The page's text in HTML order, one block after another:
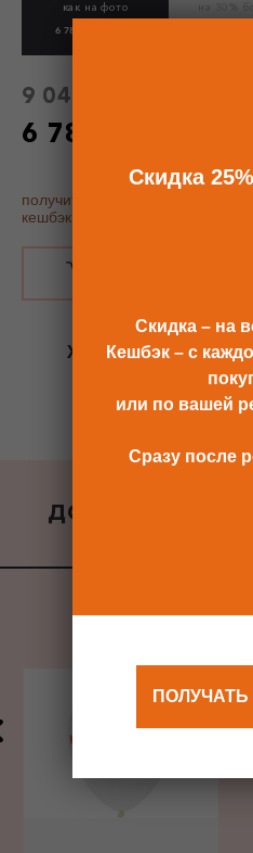
как на фото
6 780 Р
на 30%
9 040 Р
6 780 Р
получить купон постоянного
кешбэк
Хотите сразу
получить
Скидка сразу
ДОБАВИТЬ К
Скидка
Скидка – на
Кешбэк – с
или по вашей
Сразу после